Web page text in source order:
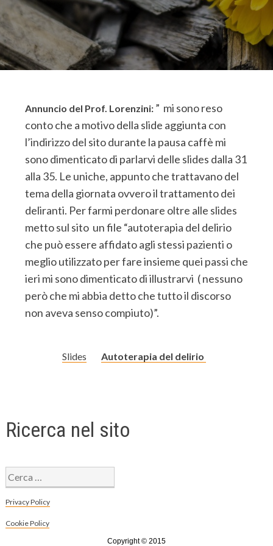
Annuncio del Prof. Lorenzini:” mi sono reso
conto che a motivo della slide aggiunta con
l’indirizzo del sito durante la pausa caffè mi
sono dimenticato di parlarvi delle slides dalla 31
alla 35. Le uniche, appunto che trattavano del
tema della giornata ovvero il trattamento dei
deliranti. Per farmi perdonare oltre alle slides
metto sul sito un file “autoterapia del delirio
che può essere affidato agli stessi pazienti o
meglio utilizzato per fare insieme quei passi che
ieri mi sono dimenticato di illustrarvi ( nessuno
però che mi abbia detto che tutto il discorso
non aveva senso compiuto)”.
Slides Autoterapia del delirio
Ricerca nel sito
Ricerca
per:
Privacy Policy
Cookie Policy
Copyright © 2015